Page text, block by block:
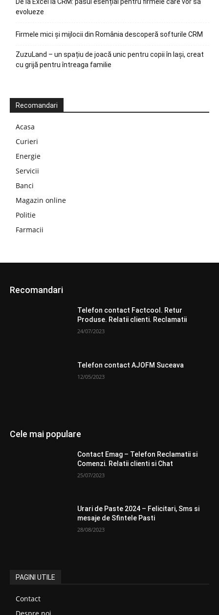
evolueze
Firmele mici și mijlocii din România descoperă softurile CRM
ZuzuLand – un spațiu de joacă unic pentru copii în Iași, creat
cu grijă pentru întreaga familie
Recomandari
Acasa
Curieri
Energie
Servicii
Banci
Magazin online
Politie
Farmacii
Recomandari
Telefon contact Factcool. Retur
Produse. Relatii clienti. Reclamatii
24/07/2023
Telefon contact AJOFM Suceava
12/05/2023
Cele mai populare
Contact Emag – Telefon Reclamatii si
Comenzi. Relatii clienti si Chat
25/07/2023
Urari de Paste 2024 – Felicitari, Sms si
mesaje de Sfintele Pasti
28/08/2023
PAGINI UTILE
Contact